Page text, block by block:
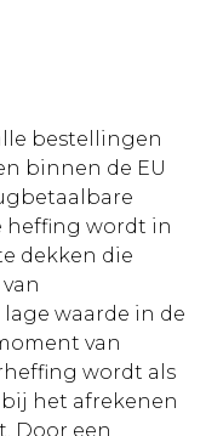
bestellingen
binnen de EU
heffing wordt in
dekken die
waarde in de
van
wordt als
het afrekenen
Door een